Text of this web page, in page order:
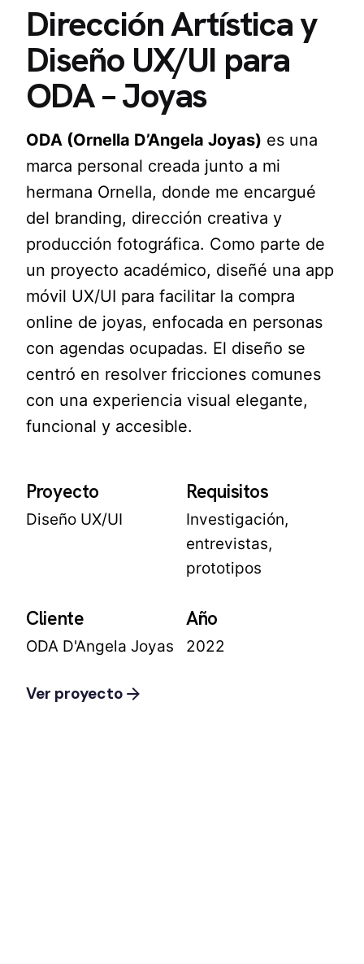
Dirección Artística y
Diseño UX/UI para
ODA – Joyas
ODA (Ornella D’Angela Joyas) es una
marca personal creada junto a mi
hermana Ornella, donde me encargué
del branding, dirección creativa y
producción fotográfica. Como parte de
un proyecto académico, diseñé una app
móvil UX/UI para facilitar la compra
online de joyas, enfocada en personas
con agendas ocupadas. El diseño se
centró en resolver fricciones comunes
con una experiencia visual elegante,
funcional y accesible.
Proyecto
Diseño UX/UI
Requisitos
Investigación,
entrevistas,
prototipos
Cliente
ODA D'Angela Joyas
Año
2022
Ver proyecto